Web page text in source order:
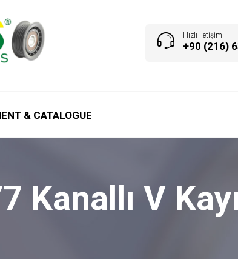
Hızlı İletişim
+90 (216)
& CATALOGUE
Kanallı V